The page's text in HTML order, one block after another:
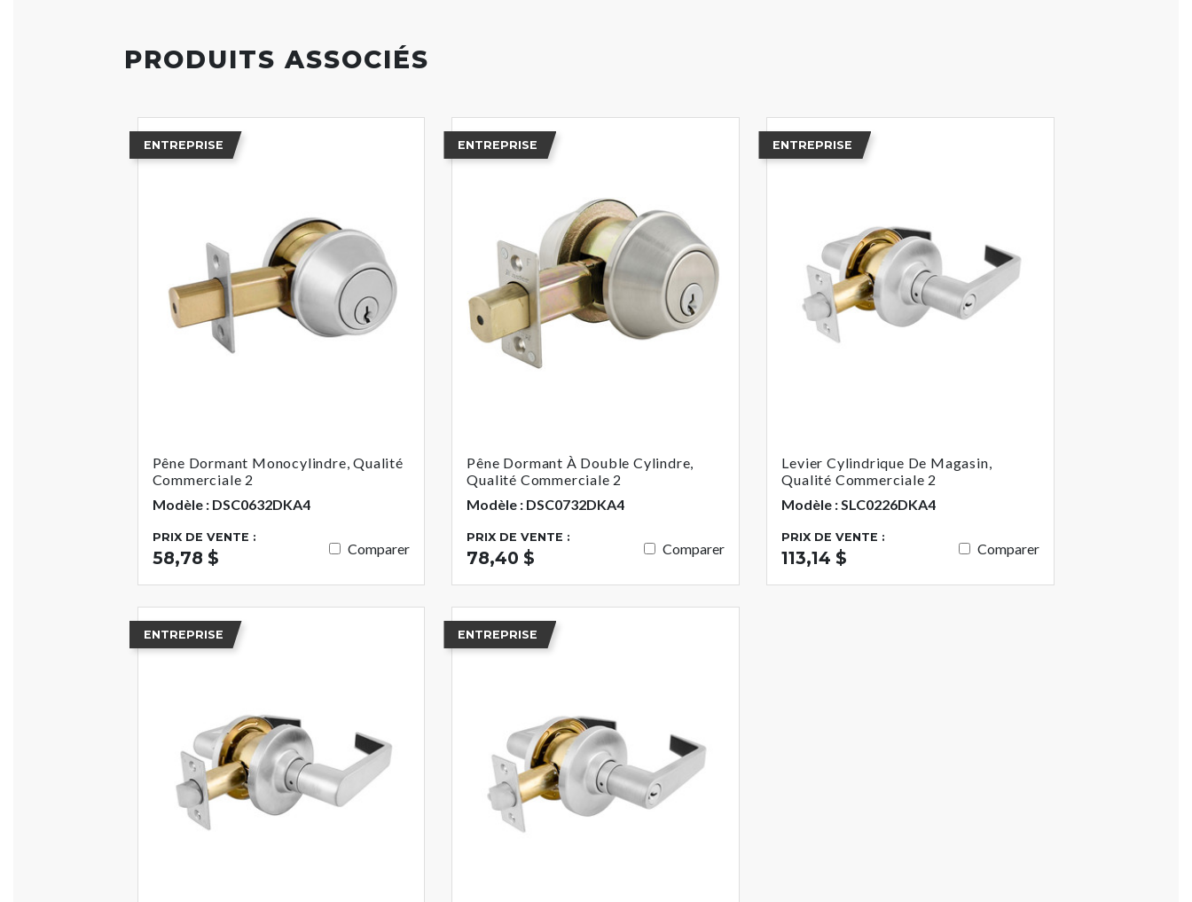
PRODUITS ASSOCIÉS
ENTREPRISE
Pêne Dormant Monocylindre, Qualité
Commerciale 2
Modèle : DSC0632DKA4
PRIX DE VENTE :
58,78 $ Comparer
ENTREPRISE
Pêne Dormant À Double Cylindre,
Qualité Commerciale 2
Modèle : DSC0732DKA4
PRIX DE VENTE :
78,40 $ Comparer
ENTREPRISE
Levier Cylindrique De Magasin,
Qualité Commerciale 2
Modèle : SLC0226DKA4
PRIX DE VENTE :
113,14 $ Comparer
ENTREPRISE ENTREPRISE